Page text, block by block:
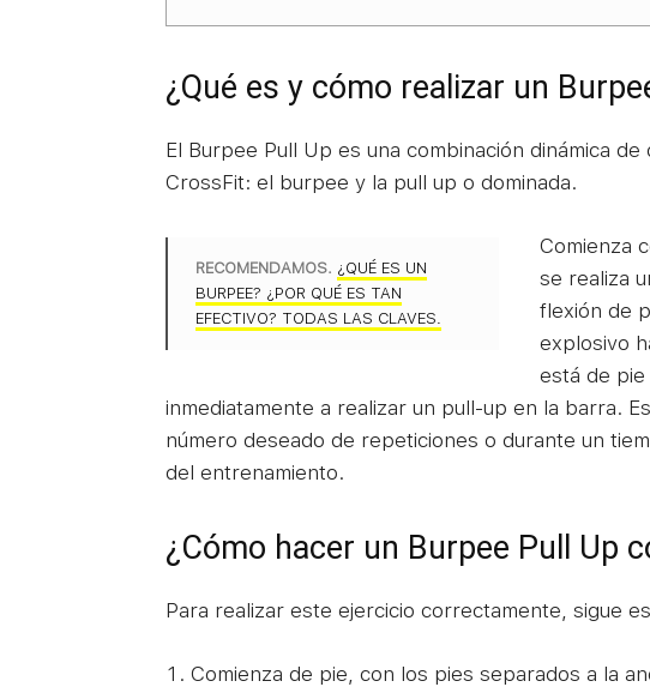
¿Qué es y cómo realizar un
El Burpee Pull Up es una combinación dinámica
CrossFit: el burpee y la pull up o dominada.
RECOMENDAMOS. ¿QUÉ ES UN
BURPEE? ¿POR QUÉ ES TAN
EFECTIVO? TODAS LAS CLAVES.
Comienza
se realiza
flexión de
explosivo
está de
inmediatamente a realizar un pull-up en la barra.
número deseado de repeticiones o durante un
del entrenamiento.
¿Cómo hacer un Burpee Pull Up
Para realizar este ejercicio correctamente, sigue
Comienza de pie, con los pies separados a la